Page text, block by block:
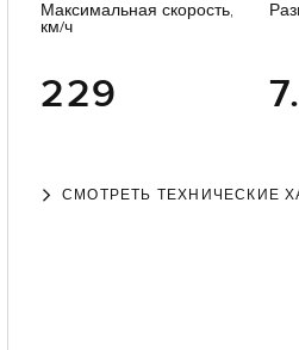
Максимальная скорость,
км/ч
229
СМОТРЕТЬ ТЕХНИЧЕСКИЕ